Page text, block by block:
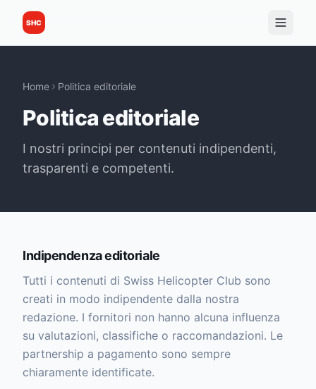
SHC
Home Politica editoriale
Politica editoriale
I nostri principi per contenuti indipendenti,
trasparenti e competenti.
Indipendenza editoriale
Tutti i contenuti di Swiss Helicopter Club sono
creati in modo indipendente dalla nostra
redazione. I fornitori non hanno alcuna influenza
su valutazioni, classifiche o raccomandazioni. Le
partnership a pagamento sono sempre
chiaramente identificate.